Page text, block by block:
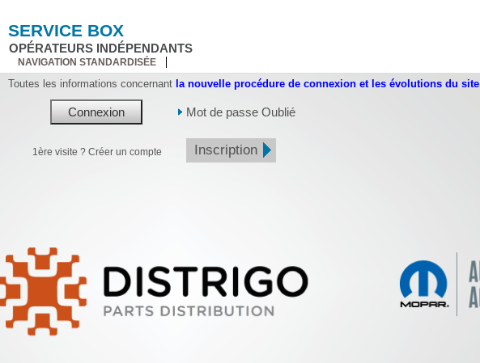
SERVICE BOX
OPÉRATEURS INDÉPENDANTS
NAVIGATION STANDARDISÉE
Toutes les informations concernant la nouvelle procédure de connexion et les évolutions du site
Mot de passe Oublié
1ère visite ? Créer un compte Inscription